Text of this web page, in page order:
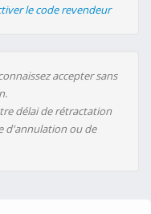
le code revendeur
accepter sans
délai de rétractation
d'annulation ou de